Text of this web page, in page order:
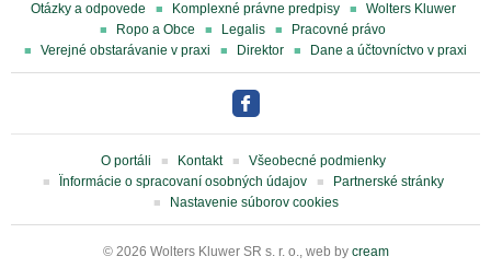
Otázky a odpovede Komplexné právne predpisy
Wolters Kluwer
Ropo a Obce
Legalis
Pracovné právo
Verejné obstarávanie v praxi
Direktor Dane a účtovníctvo v praxi
O portáli Kontakt
Všeobecné podmienky
Ïnformácie o spracovaní osobných údajov
Partnerské stránky
Nastavenie súborov cookies
© 2026 Wolters Kluwer SR s. r. o., web by cream